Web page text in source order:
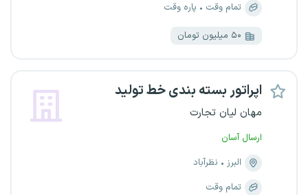
تمام وقت
پاره وقت
۵۰ میلیون تومان
اپراتور بسته بندی خط تولید
مهان لیان تجارت
ارسال آسان
البرز
نظرآباد
تمام وقت